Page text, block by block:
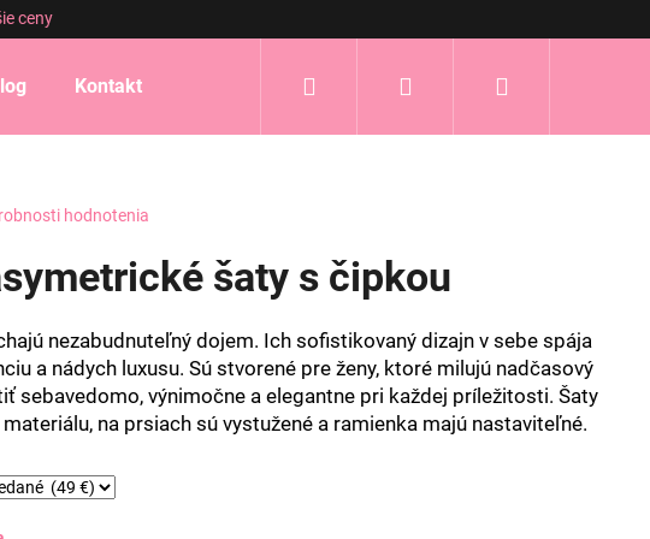
ceny
Kontakt Prihlásenie
hodnotenia
šaty s čipkou
nezabudnuteľný dojem. Ich sofistikovaný dizajn v sebe spája
a nádych luxusu. Sú stvorené pre ženy, ktoré milujú nadčasový
sebavedomo, výnimočne a elegantne pri každej príležitosti. Šaty
na prsiach sú vystužené a ramienka majú nastaviteľné.